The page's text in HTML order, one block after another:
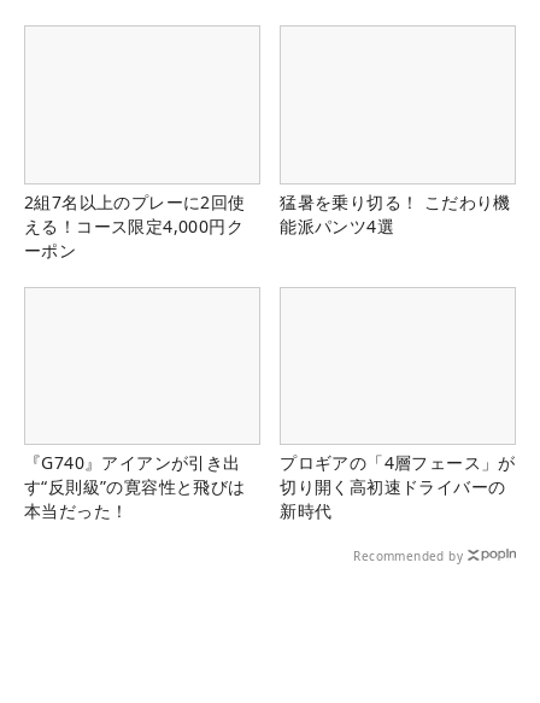
2組7名以上のプレーに2回使
える！コース限定4,000円ク
ーポン
猛暑を乗り切る！ こだわり機
能派パンツ4選
『G740』アイアンが引き出
す“反則級”の寛容性と飛びは
本当だった！
プロギアの「4層フェース」が
切り開く高初速ドライバーの
新時代
Recommended by